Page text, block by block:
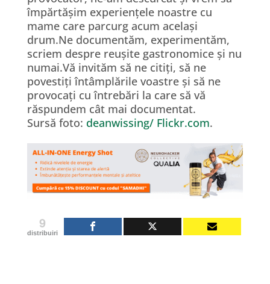
împărtășim experiențele noastre cu
mame care parcurg acum același
drum.Ne documentăm, experimentăm,
scriem despre reușite gastronomice și nu
numai.Vă invităm să ne citiți, să ne
povestiți întâmplările voastre și să ne
provocați cu întrebări la care să vă
răspundem cât mai documentat.
Sursă foto: deanwissing/ Flickr.com.
9
distribuiri